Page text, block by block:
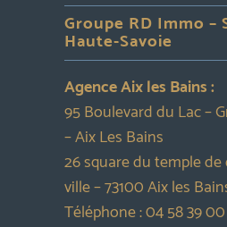
Groupe RD Immo –
Haute-Savoie
Agence Aix les Bains :
95 Boulevard du Lac –
– Aix Les Bains
26 square du temple
ville – 73100 Aix les
Téléphone :04 58 39